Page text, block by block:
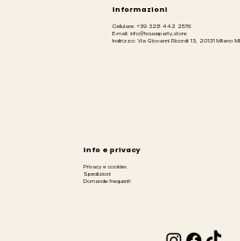
Informazioni
Cellulare: +39 328 442 2576
E-mail: info@houseparty.store
Indirizzo: Via Giovanni Ricordi 13, 20131 Milano MI
Info e privacy
Privacy e cookies
Spedizioni
Domande frequenti